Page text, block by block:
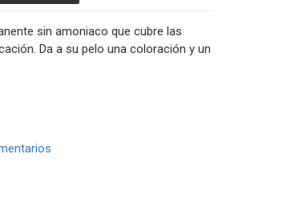
sin amoniaco que cubre las
Da a su pelo una coloración y un